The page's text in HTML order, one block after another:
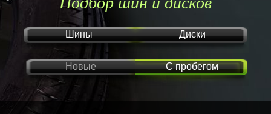
Шины Диски
Новые С пробегом